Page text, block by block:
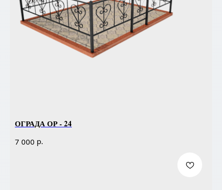
ОГРАДА ОР - 24
7 000 р.